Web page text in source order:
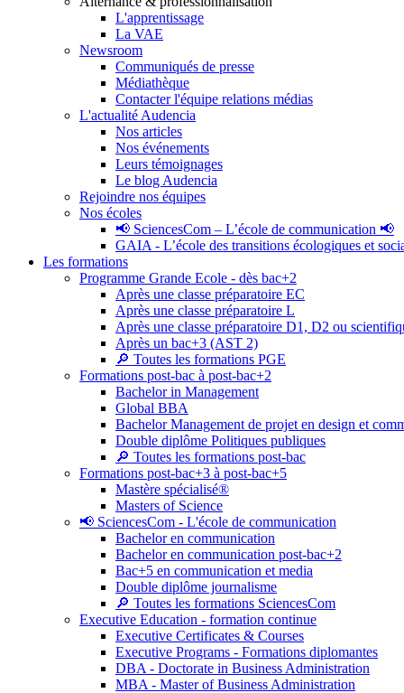
L'apprentissage
La VAE
Newsroom
Communiqués de presse
Médiathèque
Contacter l'équipe relations médias
L'actualité Audencia
Nos articles
Nos événements
Leurs témoignages
Le blog Audencia
Rejoindre nos équipes
Nos écoles
📢 SciencesCom – L’école de communication 📢
GAIA - L’école des transitions écologiques et
Les formations
Programme Grande Ecole - dès bac+2
Après une classe préparatoire EC
Après une classe préparatoire L
Après une classe préparatoire D1, D2 ou
Après un bac+3 (AST 2)
🔎 Toutes les formations PGE
Formations post-bac à post-bac+2
Bachelor in Management
Global BBA
Bachelor Management de projet en design et
Double diplôme Politiques publiques
🔎 Toutes les formations post-bac
Formations post-bac+3 à post-bac+5
Mastère spécialisé®
Masters of Science
📢 SciencesCom - L'école de communication
Bachelor en communication
Bachelor en communication post-bac+2
Bac+5 en communication et media
Double diplôme journalisme
🔎 Toutes les formations SciencesCom
Executive Education - formation continue
Executive Certificates & Courses
Executive Programs - Formations diplomantes
DBA - Doctorate in Business Administration
MBA - Master of Business Administration